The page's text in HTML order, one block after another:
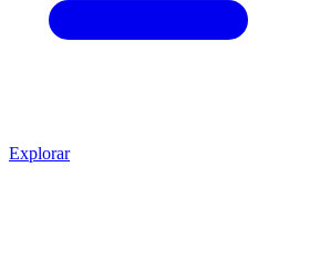
Explorar